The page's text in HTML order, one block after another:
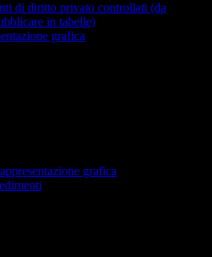
di diritto privato controllati (da
in tabelle)
grafica
grafica